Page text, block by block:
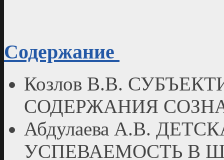
Содержание
Козлов В.В.
СОДЕРЖАНИЯ
Абдулаева А.В.
УСПЕВАЕМОСТЬ В